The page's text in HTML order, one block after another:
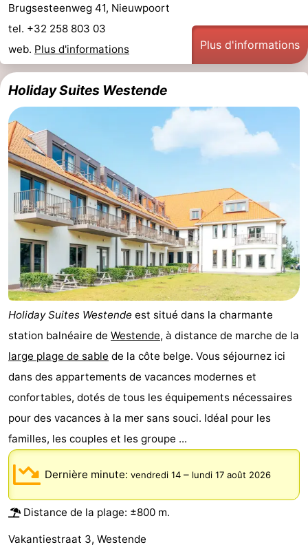
Brugsesteenweg 41, Nieuwpoort
tel. +32 258 803 03
web. Plus d'informations Plus d'informations
Holiday Suites Westende
Holiday Suites Westende est situé dans la charmante
station balnéaire de Westende, à distance de marche de la
large plage de sable de la côte belge. Vous séjournez ici
dans des appartements de vacances modernes et
confortables, dotés de tous les équipements nécessaires
pour des vacances à la mer sans souci. Idéal pour les
familles, les couples et les groupe ...
Dernière minute: vendredi 14 – lundi 17 août 2026
Distance de la plage: ±800 m.
Vakantiestraat 3, Westende